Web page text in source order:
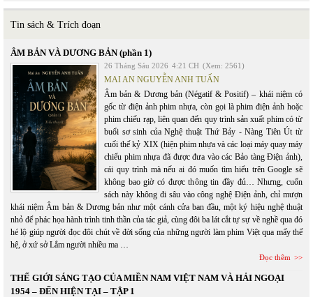
Tin sách & Trích đoạn
ÂM BẢN VÀ DƯƠNG BẢN (phần 1)
26 Tháng Sáu 2026 4:21 CH (Xem: 2561)
MAI AN NGUYỄN ANH TUẤN
Âm bản & Dương bản (Négatif & Positif) – khái niệm có
gốc từ điện ảnh phim nhựa, còn gọi là phim điện ảnh hoặc
phim chiếu rạp, liên quan đến quy trình sản xuất phim có từ
buổi sơ sinh của Nghệ thuật Thứ Bảy - Nàng Tiên Út từ
cuối thế kỷ XIX (hiện phim nhựa và các loại máy quay máy
chiếu phim nhựa đã được đưa vào các Bảo tàng Điện ảnh),
cái quy trình mà nếu ai đó muốn tìm hiểu trên Google sẽ
không bao giờ có được thông tin đầy đủ… Nhưng, cuốn
sách này không đi sâu vào công nghệ Điện ảnh, chỉ mượn
khái niệm Âm bản & Dương bản như một cánh cửa ban đầu, một ký hiệu nghệ thuật
nhỏ để phác họa hành trình tinh thần của tác giả, cùng đôi ba lát cắt tự sự về nghề qua đó
hé lộ giúp người đọc đôi chút về đời sống của những người làm phim Việt qua mấy thế
hệ, ở xứ sở Lắm người nhiều ma …
Đọc thêm
THẾ GIỚI SÁNG TẠO CỦA MIỀN NAM VIỆT NAM VÀ HẢI NGOẠI
1954 – ĐẾN HIỆN TẠI – TẬP 1